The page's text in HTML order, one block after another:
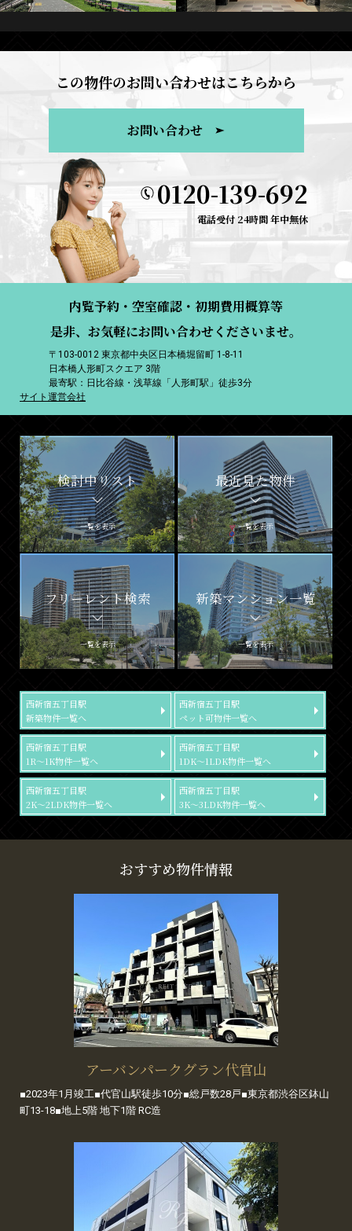
この物件のお問い合わせはこちらから
お問い合わせ
0120-139-692
電話受付 24時間 年中無休
内覧予約・空室確認・初期費用概算等
是非、お気軽にお問い合わせくださいませ。
〒103-0012 東京都中央区日本橋堀留町 1-8-11
日本橋人形町スクエア 3階
最寄駅：日比谷線・浅草線「人形町駅」徒歩3分
サイト運営会社
検討中リスト
一覧を表示
最近見た物件
一覧を表示
フリーレント検索
一覧を表示
新築マンション一覧
一覧を表示
西新宿五丁目駅
新築物件一覧へ
西新宿五丁目駅
ペット可物件一覧へ
西新宿五丁目駅
1R～1K物件一覧へ
西新宿五丁目駅
1DK～1LDK物件一覧へ
西新宿五丁目駅
2K～2LDK物件一覧へ
西新宿五丁目駅
3K～3LDK物件一覧へ
おすすめ物件情報
アーバンパークグラン代官山
■2023年1月竣工■代官山駅徒歩10分■総戸数28戸■東京都渋谷区鉢山
町13-18■地上5階 地下1階 RC造